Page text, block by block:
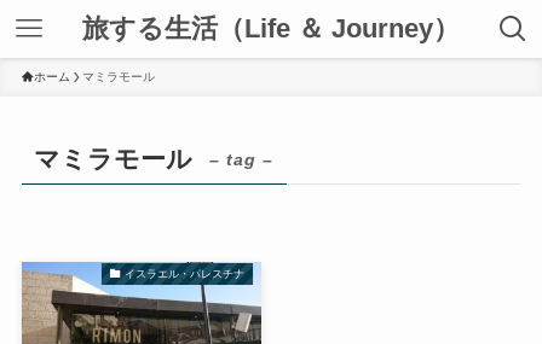
旅する生活（Life ＆ Journey）
ホーム マミラモール
マミラモール – tag –
イスラエル・パレスチナ